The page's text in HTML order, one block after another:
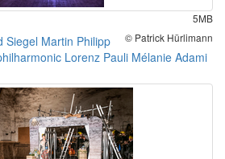
5MB
© Patrick Hürlimann
Siegel Martin Philipp
Lorenz Pauli Mélanie Adami